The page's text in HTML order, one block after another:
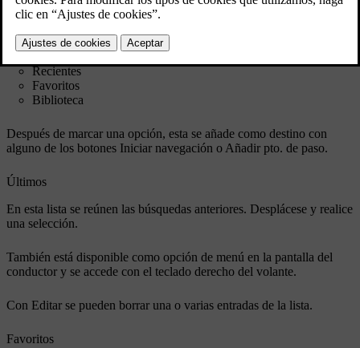
La imagen de mapa cambia a búsqueda de texto libre.
Seleccione a continuación una de las listas siguientes, en la parte
superior de la pantalla:
Recientes
Favoritos
Biblioteca
Después de marcar una opción, esta se añade como destino con
alguno de los botones Iniciar navegación o Añadir pto. de paso.
Últimos
En esta lista se reúnen las búsquedas anteriores. Desplácese y realice
una selección.
También está disponible como opción de menú en la pantalla del
conductor y se accede con el teclado derecho del volante.
Con Editar se pueden borrar una o varias entradas de la lista.
Favoritos